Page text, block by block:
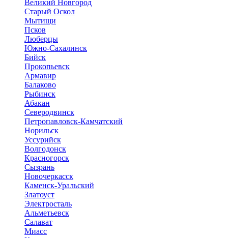
Великий Новгород
Старый Оскол
Мытищи
Псков
Люберцы
Южно-Сахалинск
Бийск
Прокопьевск
Армавир
Балаково
Рыбинск
Абакан
Северодвинск
Петропавловск-Камчатский
Норильск
Уссурийск
Волгодонск
Красногорск
Сызрань
Новочеркасск
Каменск-Уральский
Златоуст
Электросталь
Альметьевск
Салават
Миасс